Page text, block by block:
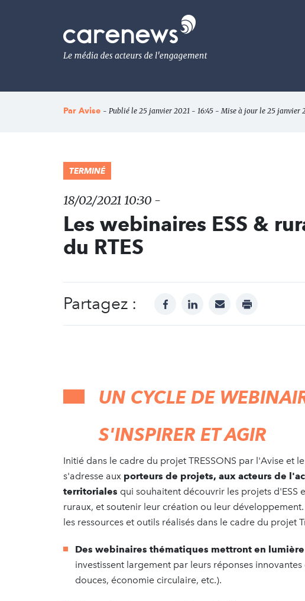
Le
média
de
l'engagement
Par Avise - Publié le 25 janvier 2021 - 16:45 - Mise à jour le 25 janvier
TERMINÉ
18/02/2021 10:30 -
Les webinaires ESS &
du RTES
Partagez : facebooklinkedinmail print
UN CYCLE DE
S'INSPIRER ET AGIR
Initié dans le cadre du projet TRESSONS par l'Avise et
s'adresse aux porteurs de projets, aux acteurs de
territoriales qui souhaitent découvrir les projets
ruraux, et soutenir leur création ou leur
les ressources et outils réalisés dans le cadre du projet
Des webinaires thématiques mettront en
investissent largement par leurs réponses
douces, économie circulaire, etc.).